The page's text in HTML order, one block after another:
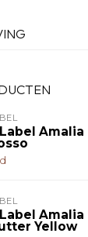
Amalia
Amalia
Yellow